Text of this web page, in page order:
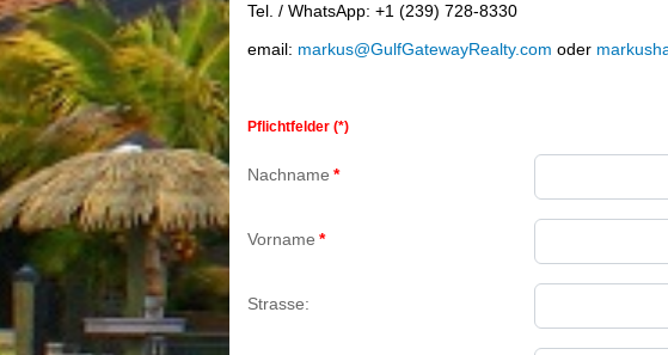
Tel. / WhatsApp: +1 (239) 728-8330
email: markus@GulfGatewayRealty.com oder
Pflichtfelder (*)
Nachname *
Vorname *
Strasse: